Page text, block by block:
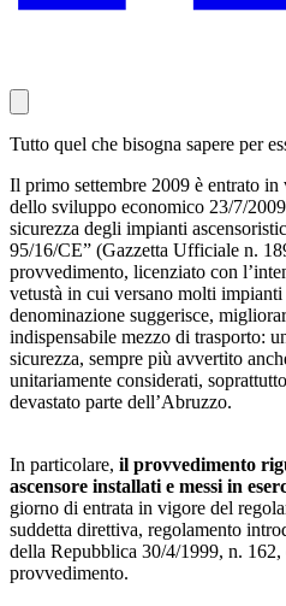
Tutto quel che bisogna sapere per
Il primo settembre 2009 è entrato
dello sviluppo economico 23/7/
sicurezza degli impianti
95/16/CE” (Gazzetta Ufficiale n.
provvedimento, licenziato con
vetustà in cui versano molti impianti
denominazione suggerisce,
indispensabile mezzo di trasporto:
sicurezza, sempre più avvertito
unitariamente considerati,
devastato parte dell’Abruzzo.
In particolare, il provvedimento
ascensore installati e messi in
giorno di entrata in vigore del
suddetta direttiva, regolamento
della Repubblica 30/4/1999, n. 162,
provvedimento.